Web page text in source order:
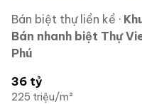
Bán biệt thự liền kề ·
Bán nhanh biệt Thự
Phú
36 tỷ
225 triệu/m²